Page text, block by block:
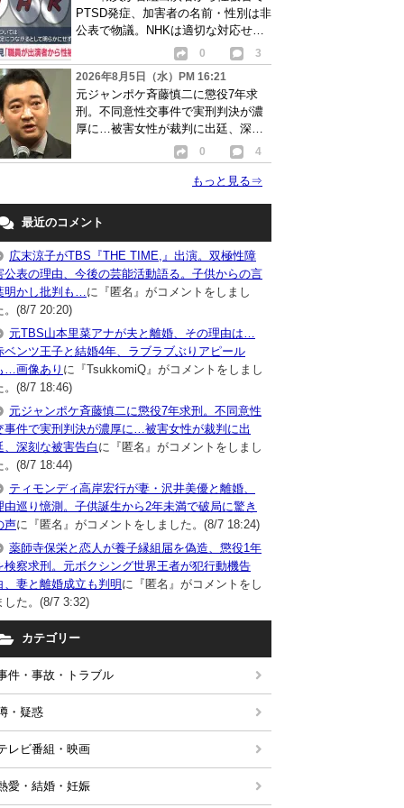
PTSD発症、加害者の名前・性別は非
公表で物議。NHKは適切な対応せず
0
3
2026年8月5日（水）PM 16:21
元ジャンポケ斉藤慎二に懲役7年求
刑。不同意性交事件で実刑判決が濃
厚に…被害女性が裁判に出廷、深刻
0 4
もっと見る⇒
最近のコメント
広末涼子がTBS『THE TIME,』出演。双極性障
公表の理由、今後の芸能活動語る。子供からの言
明かし批判も… に『匿名』がコメントをしまし
。(8/7 20:20)
元TBS山本里菜アナが夫と離婚、その理由は…
ベンツ王子と結婚4年、ラブラブぶりアピール
…画像あり に『TsukkomiQ』がコメントをしまし
。(8/7 18:46)
元ジャンポケ斉藤慎二に懲役7年求刑。不同意性
事件で実刑判決が濃厚に…被害女性が裁判に出
、深刻な被害告白 に『匿名』がコメントをしまし
。(8/7 18:44)
ティモンディ高岸宏行が妻・沢井美優と離婚、
由巡り憶測。子供誕生から2年未満で破局に驚き
声に『匿名』がコメントをしました。(8/7 18:24)
薬師寺保栄と恋人が養子縁組届を偽造、懲役1年
検察求刑。元ボクシング世界王者が犯行動機告
、妻と離婚成立も判明に『匿名』がコメントをし
した。(8/7 3:32)
カテゴリー
件・事故・トラブル
・疑惑
レビ番組・映画
愛・結婚・妊娠